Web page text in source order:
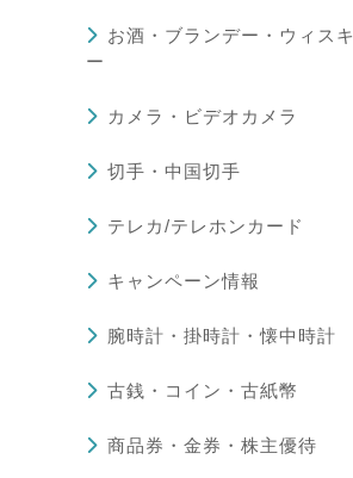
お酒・ブランデー・ウィスキ
ー
カメラ・ビデオカメラ
切手・中国切手
テレカ/テレホンカード
キャンペーン情報
腕時計・掛時計・懐中時計
古銭・コイン・古紙幣
商品券・金券・株主優待